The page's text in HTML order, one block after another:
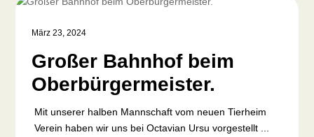
März 23, 2024
Großer Bahnhof beim
Oberbürgermeister.
Mit unserer halben Mannschaft vom neuen Tierheim
Verein haben wir uns bei Octavian Ursu vorgestellt ...